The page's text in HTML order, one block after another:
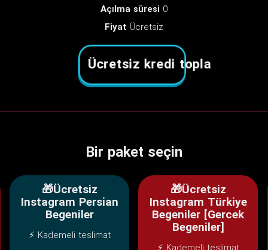
Açılma süresi 0
Fiyat Ücretsiz
Ücretsiz kredi topla
Bir paket seçin
🎁Ücretsiz
Instagram Persian
Begeniler
⚡ Kademeli teslimat
🎁Ücretsiz
Instagram Türkiye
Begeniler [Gercek
Begeniler]